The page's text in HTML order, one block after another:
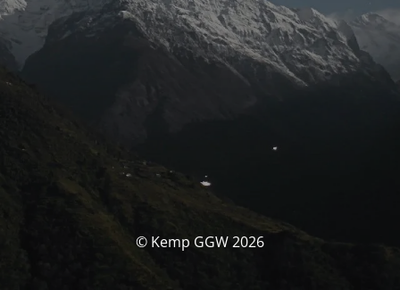
© Kemp GGW 2026